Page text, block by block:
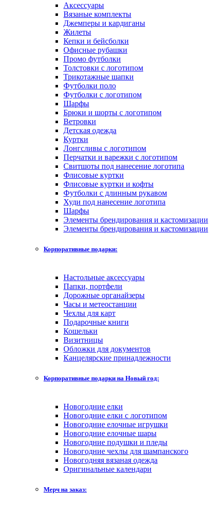
Аксессуары
Вязаные комплекты
Джемперы и кардиганы
Жилеты
Кепки и бейсболки
Офисные рубашки
Промо футболки
Толстовки с логотипом
Трикотажные шапки
Футболки поло
Футболки с логотипом
Шарфы
Брюки и шорты с логотипом
Ветровки
Детская одежда
Куртки
Лонгсливы с логотипом
Перчатки и варежки с логотипом
Свитшоты под нанесение логотипа
Флисовые куртки
Флисовые куртки и кофты
Футболки с длинным рукавом
Худи под нанесение логотипа
Шарфы
Элементы брендирования и кастомизации
Элементы брендирования и кастомизации
Корпоративные подарки:
Настольные аксессуары
Папки, портфели
Дорожные органайзеры
Часы и метеостанции
Чехлы для карт
Подарочные книги
Кошельки
Визитницы
Обложки для документов
Канцелярские принадлежности
Корпоративные подарки на Новый год:
Новогодние елки
Новогодние елки с логотипом
Новогодние елочные игрушки
Новогодние елочные шары
Новогодние подушки и пледы
Новогодние чехлы для шампанского
Новогодняя вязаная одежда
Оригинальные календари
Мерч на заказ: